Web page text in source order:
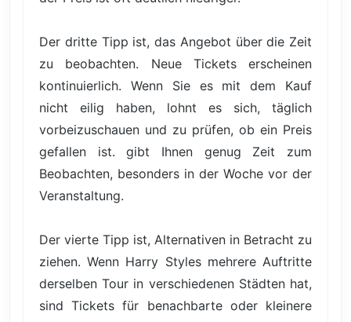
Der dritte Tipp ist, das Angebot über die Zeit
zu beobachten. Neue Tickets erscheinen
kontinuierlich. Wenn Sie es mit dem Kauf
nicht eilig haben, lohnt es sich, täglich
vorbeizuschauen und zu prüfen, ob ein Preis
gefallen ist. gibt Ihnen genug Zeit zum
Beobachten, besonders in der Woche vor der
Veranstaltung.
Der vierte Tipp ist, Alternativen in Betracht zu
ziehen. Wenn Harry Styles mehrere Auftritte
derselben Tour in verschiedenen Städten hat,
sind Tickets für benachbarte oder kleinere